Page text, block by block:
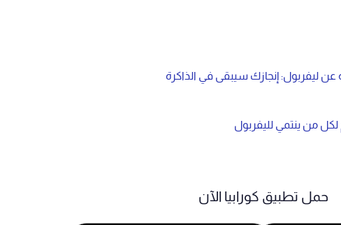
ليفربول: إنجازك سيبقى في الذاكرة
من ينتمي لليفربول
حمل تطبيق كورابيا الآن